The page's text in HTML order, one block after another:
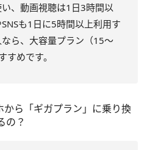
、動画視聴は1日3時間以
SNSも1日に5時間以上利用す
ら、大容量プラン（15〜
すめです。
ら「ギガプラン」に乗り換
の？